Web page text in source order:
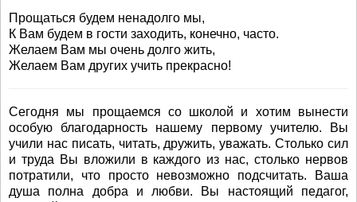
Прощаться будем ненадолго мы,
К Вам будем в гости заходить, конечно, часто.
Желаем Вам мы очень долго жить,
Желаем Вам других учить прекрасно!
Сегодня мы прощаемся со школой и хотим вынести
особую благодарность нашему первому учителю. Вы
учили нас писать, читать, дружить, уважать. Столько сил
и труда Вы вложили в каждого из нас, столько нервов
потратили, что просто невозможно подсчитать. Ваша
душа полна добра и любви. Вы настоящий педагог,